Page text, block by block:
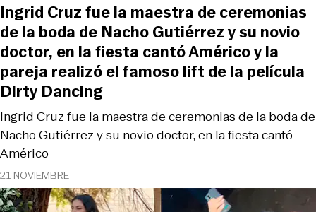
21 NOVIEMBRE
Ingrid Cruz fue la maestra de ceremonias de la boda de
Nacho Gutiérrez y su novio doctor, en la fiesta cantó
Américo
Ingrid Cruz fue la maestra de ceremonias
de la boda de Nacho Gutiérrez y su novio
doctor, en la fiesta cantó Américo y la
pareja realizó el famoso lift de la película
Dirty Dancing